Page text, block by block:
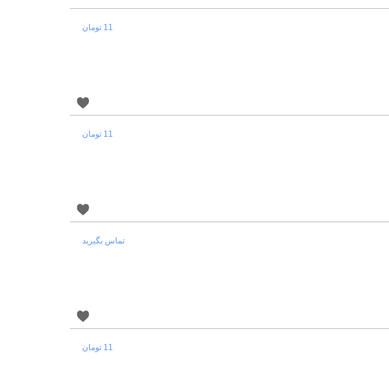
11 تومان
11 تومان
تماس بگیرید
11 تومان